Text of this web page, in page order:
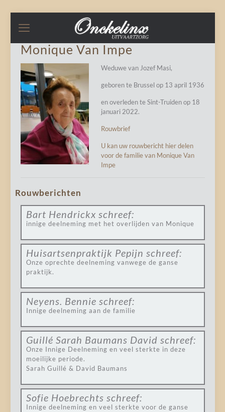
Monique Van Impe
Weduwe van Jozef Masi,
geboren te Brussel op 13 april 1936
en overleden te Sint-Truiden op 18
januari 2022.
Rouwbrief
U kan uw rouwbericht hier delen
voor de familie van Monique Van
Impe
Rouwberichten
Bart Hendrickx schreef:
innige deelneming met het overlijden van Monique
Huisartsenpraktijk Pepijn schreef:
Onze oprechte deelneming vanwege de ganse
praktijk.
Neyens. Bennie schreef:
Innige deelneming aan de familie
Guillé Sarah Baumans David schreef:
Onze Innige Deelneming en veel sterkte in deze
moeilijke periode.
Sarah Guillé & David Baumans
Sofie Hoebrechts schreef:
Innige deelneming en veel sterkte voor de ganse